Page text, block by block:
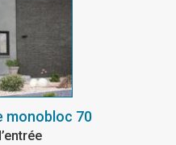
monobloc 70